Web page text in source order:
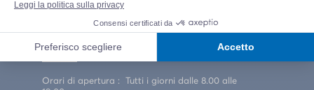
INFORMAZIONI E
PRENOTAZIONI
Orari di apertura : Tutti i giorni dalle 8.00 alle